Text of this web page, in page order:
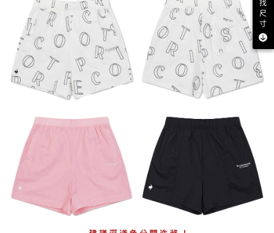
找
尺
寸